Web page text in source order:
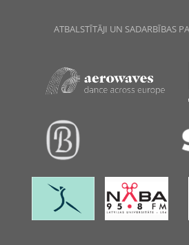
ATBALSTĪTĀJI UN SADARBĪBAS